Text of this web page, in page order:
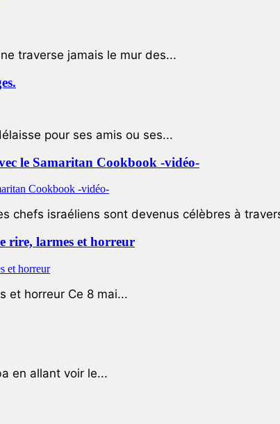
traverse jamais le mur des...
pour ses amis ou ses...
le Samaritan Cookbook -vidéo-
chefs israéliens sont devenus célèbres à
rire, larmes et horreur
et horreur Ce 8 mai...
en allant voir le...